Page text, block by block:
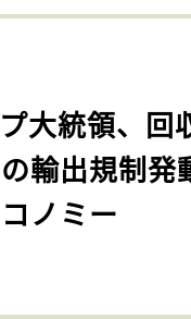
大統領、回
輸出規制発
ノミー